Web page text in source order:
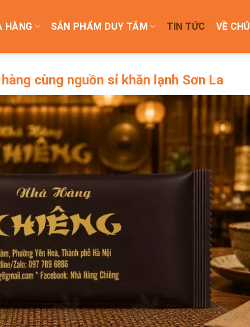
HÀNG SẢN PHẨM DUY TÂM TIN TỨC VỀ
cùng nguồn sỉ khăn lạnh Sơn La